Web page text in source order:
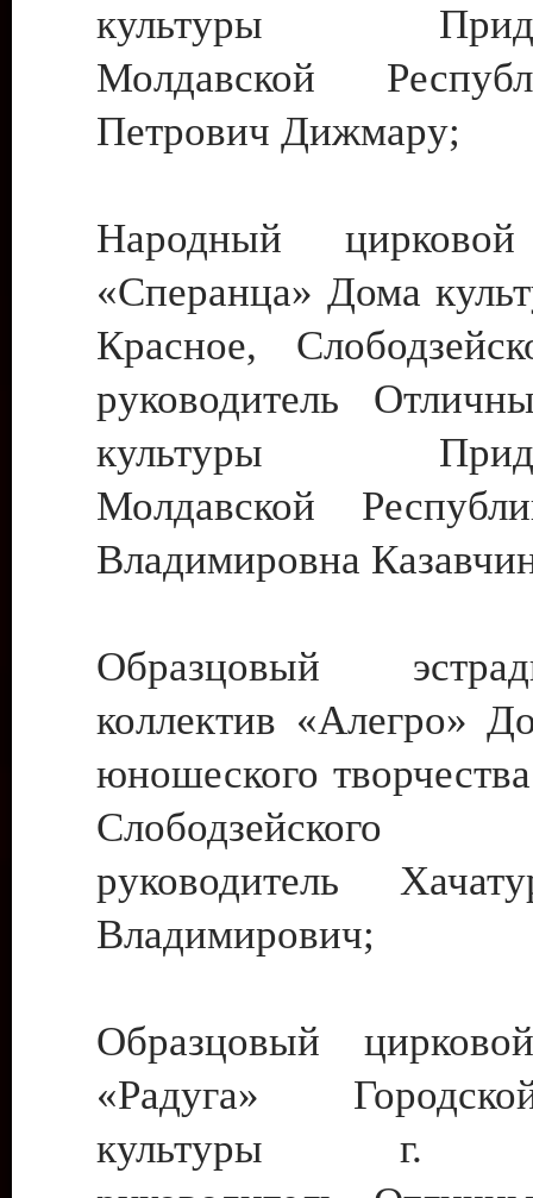
культуры
Молдавской
Петрович Дижмару;
Народный цирковой
«Сперанца» Дома
Красное,
руководитель
культуры
Молдавской
Владимировна
Образцовый
коллектив «Алегро»
юношеского
руководитель
Владимирович;
Образцовый
«Радуга»
культуры г.